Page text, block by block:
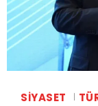
SIYASET